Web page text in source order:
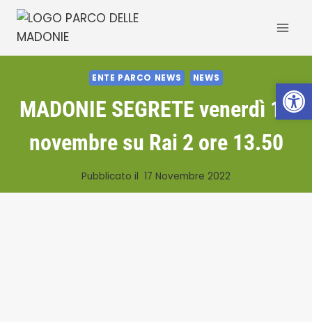
Salta
contenuto
ENTE PARCO NEWS NEWS
MADONIE SEGRETE venerdì 18
novembre su Rai 2 ore 13.50
Pubblicato il 17 Novembre 2022
Apri